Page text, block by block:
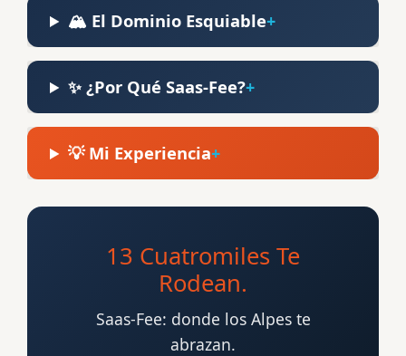
🏔️ El Dominio Esquiable
✨ ¿Por Qué Saas-Fee?
💡 Mi Experiencia
13 Cuatromiles Te
Rodean.
Saas-Fee: donde los Alpes te
abrazan.